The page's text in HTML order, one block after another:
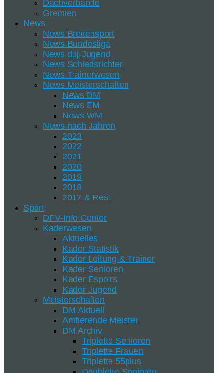
Dachverbände
Gremien
News
News Breitensport
News Bundesliga
News dpj-Jugend
News Schiedsrichter
News Trainerwesen
News Meisterschaften
News DM
News EM
News WM
News nach Jahren
2023
2022
2021
2020
2019
2018
2017 & Rest
Sport
DPV-Info Center
Kaderwesen
Aktuelles
Kader Statistik
Kader Leitung & Trainer
Kader Senioren
Kader Espoirs
Kader Jugend
Meisterschaften
DM Aktuell
Amtierende Meister
DM Archiv
Triplette Senioren
Triplette Frauen
Triplette 55plus